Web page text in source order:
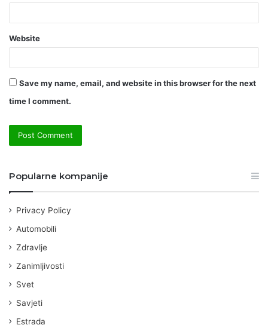
Website
Save my name, email, and website in this browser for the next
time I comment.
Popularne kompanije
Privacy Policy
Automobili
Zdravlje
Zanimljivosti
Svet
Savjeti
Estrada